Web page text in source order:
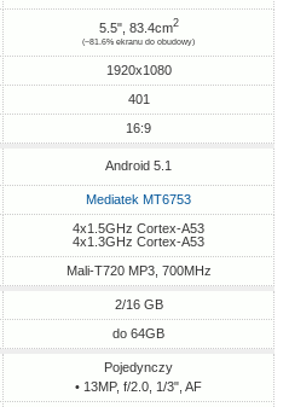
5.5", 83.4cm2
(~81.6% ekranu do obudowy)
1920x1080
401
16:9
Android 5.1
Mediatek MT6753
4x1.5GHz Cortex-A53
4x1.3GHz Cortex-A53
Mali-T720 MP3, 700MHz
2/16 GB
do 64GB
Pojedynczy
• 13MP, f/2.0, 1/3", AF